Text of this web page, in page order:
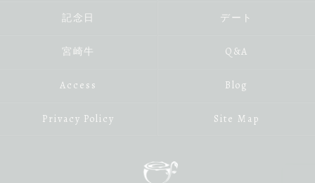
記念日 デート
宮崎牛 Q&A
Access Blog
Privacy Policy Site Map